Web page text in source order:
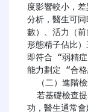
度影響較小，
分析，醫生可
數）、活力（
形態精子佔比
即符合 “弱精
能力劃定 “合格
功，醫生通常